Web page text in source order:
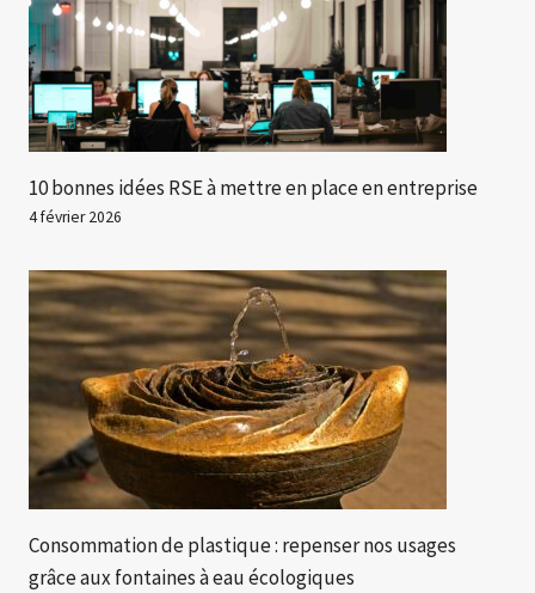
10 bonnes idées RSE à mettre en place en entreprise
4 février 2026
Consommation de plastique : repenser nos usages
grâce aux fontaines à eau écologiques